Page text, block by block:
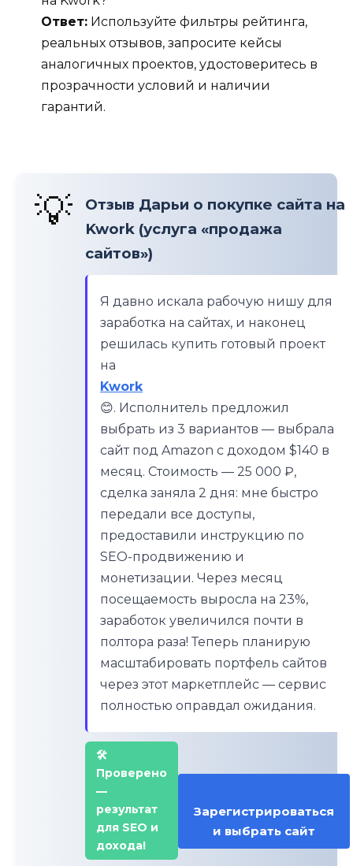
Ответ: Используйте фильтры рейтинга,
реальных отзывов, запросите кейсы
аналогичных проектов, удостоверитесь в
прозрачности условий и наличии
гарантий.
💡
Отзыв Дарьи о покупке сайта на
Kwork (услуга «продажа
сайтов»)
Я давно искала рабочую нишу для
заработка на сайтах, и наконец
решилась купить готовый проект
на
Kwork
😊. Исполнитель предложил
выбрать из 3 вариантов — выбрала
сайт под Amazon с доходом $140 в
месяц. Стоимость — 25 000 ₽,
сделка заняла 2 дня: мне быстро
передали все доступы,
предоставили инструкцию по
SEO-продвижению и
монетизации. Через месяц
посещаемость выросла на 23%,
заработок увеличился почти в
полтора раза! Теперь планирую
масштабировать портфель сайтов
через этот маркетплейс — сервис
полностью оправдал ожидания.
🛠️
Проверено
—
результат
для SEO и
дохода!
Зарегистрироваться
и выбрать сайт